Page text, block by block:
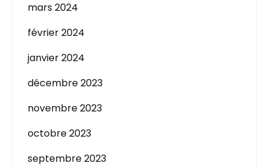
mars 2024
février 2024
janvier 2024
décembre 2023
novembre 2023
octobre 2023
septembre 2023